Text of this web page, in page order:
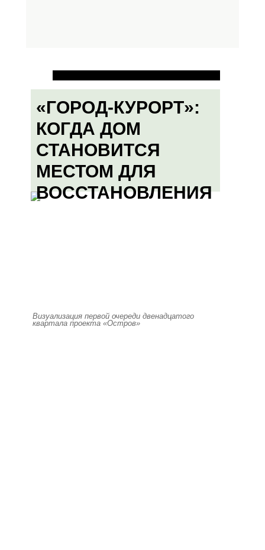
«ГОРОД-КУРОРТ»:
КОГДА ДОМ
СТАНОВИТСЯ
МЕСТОМ ДЛЯ
ВОССТАНОВЛЕНИЯ
Визуализация первой очереди двенадцатого
квартала проекта «Остров»